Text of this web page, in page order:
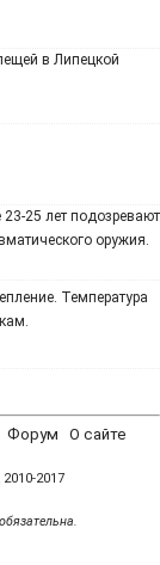
в Липецкой
23-25 лет подозревают
оружия.
Температура
Форум
О сайте
2017